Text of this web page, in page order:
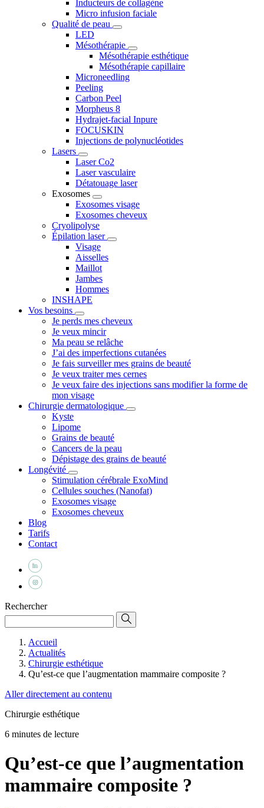
Inducteurs de collagène
Micro infusion faciale
Qualité de peau
LED
Mésothérapie
Mésothérapie esthétique
Mésothérapie capillaire
Microneedling
Peeling
Carbon Peel
Morpheus 8
Hydrajet-facial Inpure
FOCUSKIN
Injections de polynucléotides
Lasers
Laser Co2
Laser vasculaire
Détatouage laser
Exosomes
Exosomes visage
Exosomes cheveux
Cryolipolyse
Épilation laser
Visage
Aisselles
Maillot
Jambes
Hommes
INSHAPE
Vos besoins
Je perds mes cheveux
Je veux mincir
Ma peau se relâche
J’ai des imperfections cutanées
Je fais surveiller mes grains de beauté
Je veux traiter mes cernes
Je veux faire des injections sans modifier la forme de
mon visage
Chirurgie dermatologique
Kyste
Lipome
Grains de beauté
Cancers de la peau
Dépistage des grains de beauté
Longévité
Stimulation cérébrale ExoMind
Cellules souches (Nanofat)
Exosomes visage
Exosomes cheveux
Blog
Tarifs
Contact
Rechercher
Accueil
Actualités
Chirurgie esthétique
Qu’est-ce que l’augmentation mammaire composite ?
Aller directement au contenu
Chirurgie esthétique
6 minutes de lecture
Qu’est-ce que l’augmentation
mammaire composite ?